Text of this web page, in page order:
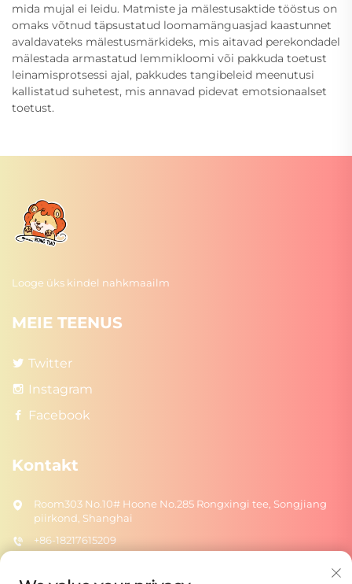
mida mujal ei leidu. Matmiste ja mälestusaktide tööstus on
omaks võtnud täpsustatud loomamänguasjad kaastunnet
avaldavateks mälestusmärkideks, mis aitavad perekondadel
mälestada armastatud lemmikloomi või pakkuda toetust
leinamisprotsessi ajal, pakkudes tangibeleid meenutusi
kallistatud suhetest, mis annavad pidevat emotsionaalset
toetust.
Looge üks kindel nahkmaailm
MEIE TEENUS
Twitter
Instagram
Facebook
Kontakt
Room303 No.10# Hoone No.285 Rongxingi tee, Songjiang
piirkond, Shanghai
+86-18217615209